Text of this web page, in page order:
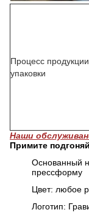
Процесс
упаковки
Наши
Примите
Основанный
прессформу
Цвет: любое
Логотип: